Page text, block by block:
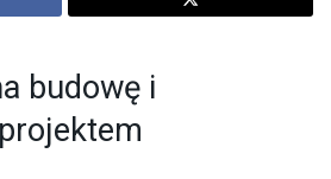
budowę i